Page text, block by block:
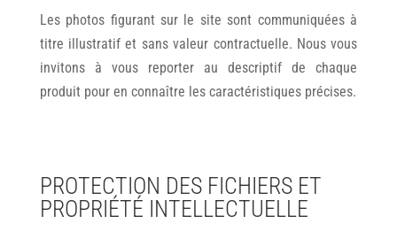
Les photos figurant sur le site sont communiquées à
titre illustratif et sans valeur contractuelle. Nous vous
invitons à vous reporter au descriptif de chaque
produit pour en connaître les caractéristiques précises.
PROTECTION DES FICHIERS ET
PROPRIÉTÉ INTELLECTUELLE